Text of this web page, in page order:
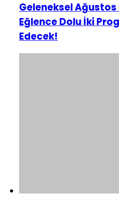
Geleneksel Ağustos
Eğlence Dolu İki
Edecek!